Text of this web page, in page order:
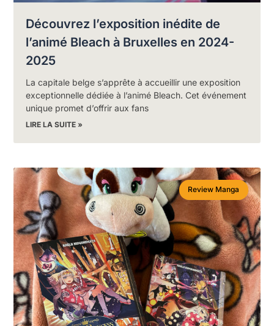
Découvrez l’exposition inédite de
l’animé Bleach à Bruxelles en 2024-
2025
La capitale belge s’apprête à accueillir une exposition
exceptionnelle dédiée à l’animé Bleach. Cet événement
unique promet d’offrir aux fans
LIRE LA SUITE »
Review Manga